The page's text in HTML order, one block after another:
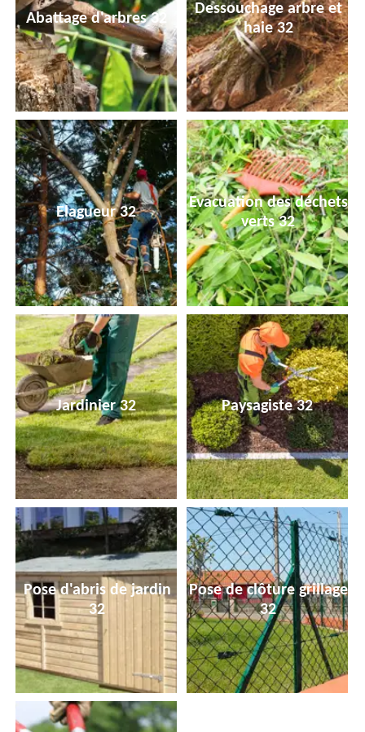
Abattage d'arbres 32
Dessouchage arbre et
haie 32
Elagueur 32
Evacuation des déchets
verts 32
Jardinier 32 Paysagiste 32
Pose d'abris de jardin
32
Pose de clôture grillage
32